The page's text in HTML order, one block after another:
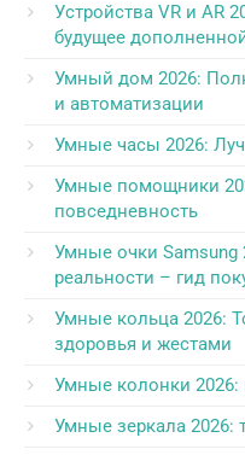
Устройства VR и AR
будущее
Умный дом 2026:
и автоматизации
Умные часы 2026:
Умные помощники
повседневность
Умные очки
реальности – гид
Умные кольца 2026:
здоровья и жестами
Умные колонки
Умные зеркала